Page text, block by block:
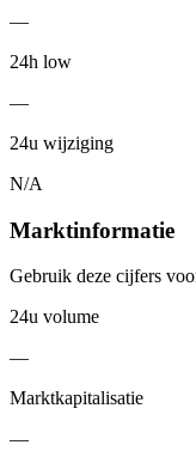
—
24h low
—
24u wijziging
N/A
Marktinformatie
Gebruik deze cijfers
24u volume
—
Marktkapitalisatie
—